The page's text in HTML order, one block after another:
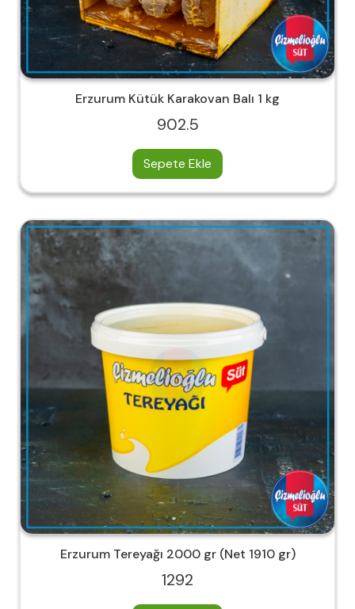
Erzurum Kütük Karakovan Balı 1 kg
902.5
Sepete Ekle
Erzurum Tereyağı 2000 gr (Net 1910 gr)
1292